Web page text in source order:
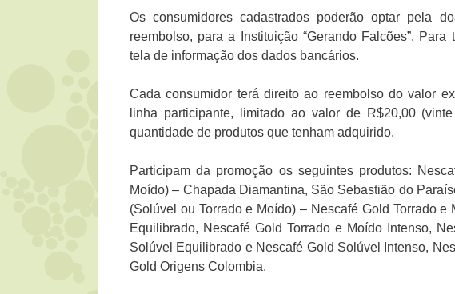
Os consumidores cadastrados poderão optar pela
reembolso, para a Instituição “Gerando Falcões”.
tela de informação dos dados bancários.
Cada consumidor terá direito ao reembolso do valor
linha participante, limitado ao valor de R$20,00
quantidade de produtos que tenham adquirido.
Participam da promoção os seguintes produtos:
Moído) – Chapada Diamantina, São Sebastião do
(Solúvel ou Torrado e Moído) – Nescafé Gold Torrado
Equilibrado, Nescafé Gold Torrado e Moído Intenso,
Solúvel Equilibrado e Nescafé Gold Solúvel Intenso,
Gold Origens Colombia.